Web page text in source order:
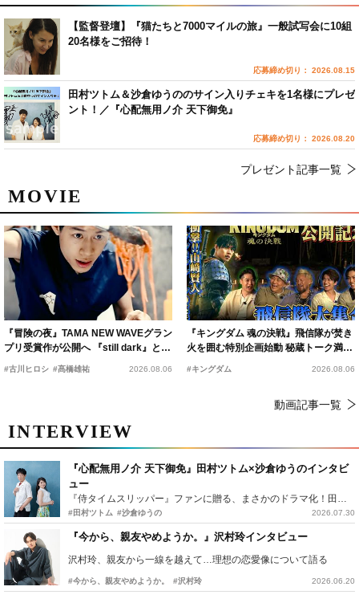
MOVIE
『冒険の夜』TAMA NEW WAVEグラン
プリ受賞作が公開へ 『still dark』と同
#古川ヒロシ #髙橋雄祐 2026.08.06
『キングダム 魂の決戦』飛信隊が焚き
火を囲む特別企画始動 秘蔵トーク満載
#キングダム 2026.08.06
動画記事一覧
INTERVIEW
『心配無用ノ介 天下御免』田村ツトム×沙倉ゆうのインタビ
ュー
『侍タイムスリッパー』ファンに贈る、まさかのドラマ化！田村ツトム×沙倉ゆうのが語る『心配無用ノ介』撮影秘話
#田村ツトム #沙倉ゆうの 2026.07.30
『今から、親友やめようか。』沢村玲インタビュー
沢村玲、親友から一線を越えて…理想の恋愛像について語る
#今から、親友やめようか。 #沢村玲 2026.06.20
【監督登壇】『猫たちと7000マイルの旅』一般試写会に10組
20名様をご招待！
応募締め切り： 2026.08.15
田村ツトム＆沙倉ゆうののサイン入りチェキを1名様にプレゼ
ント！／『心配無用ノ介 天下御免』
応募締め切り： 2026.08.20
プレゼント記事一覧